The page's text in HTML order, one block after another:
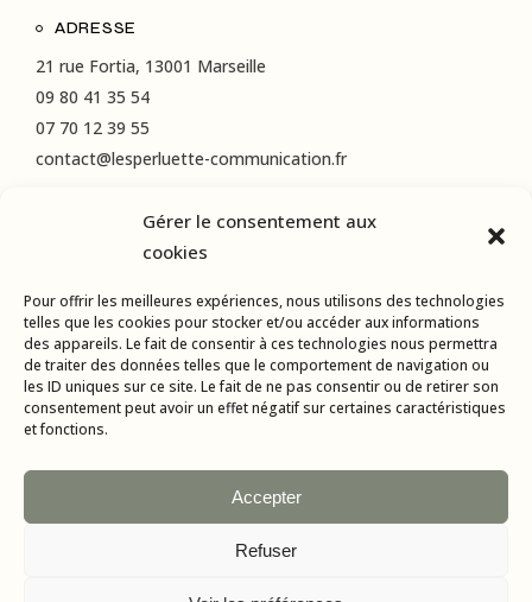
Gérer le consentement aux
cookies
Pour offrir les meilleures expériences, nous utilisons des technologies
telles que les cookies pour stocker et/ou accéder aux informations
des appareils. Le fait de consentir à ces technologies nous permettra
de traiter des données telles que le comportement de navigation ou
les ID uniques sur ce site. Le fait de ne pas consentir ou de retirer son
consentement peut avoir un effet négatif sur certaines caractéristiques
et fonctions.
Accepter
Refuser
ADRESSE
21 rue Fortia, 13001 Marseille
09 80 41 35 54
07 70 12 39 55
contact@lesperluette-communication.fr
RÉSEAUX SOCIAUX
LinkedIn
Facebook